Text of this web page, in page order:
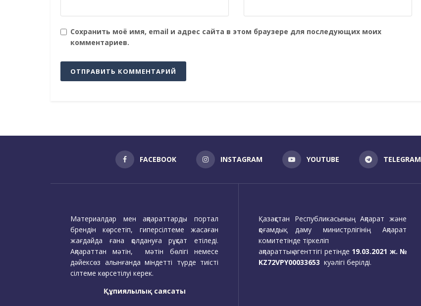
Сохранить моё имя, email и адрес сайта в этом браузере для последующих моих
комментариев.
FACEBOOK INSTAGRAM YOUTUBE TELEGRAM
Материалдар мен ақпараттарды портал
брендін көрсетіп, гиперсілтеме жасаған
жағдайда ғана қолдануға рұқсат етіледі.
Ақпараттан мәтін, мәтін бөлігі немесе
дәйексөз алынғанда міндетті түрде тиісті
сілтеме көрсетілуі керек.
Құпиялылық саясаты
Қазақстан Республикасының Ақпарат және
қоғамдық даму министрлігінің Ақпарат
комитетінде тіркеліп
ақпараттық агенттігі ретінде 19.03.2021 ж. №
KZ72VPY00033653 куәлігі берілді.